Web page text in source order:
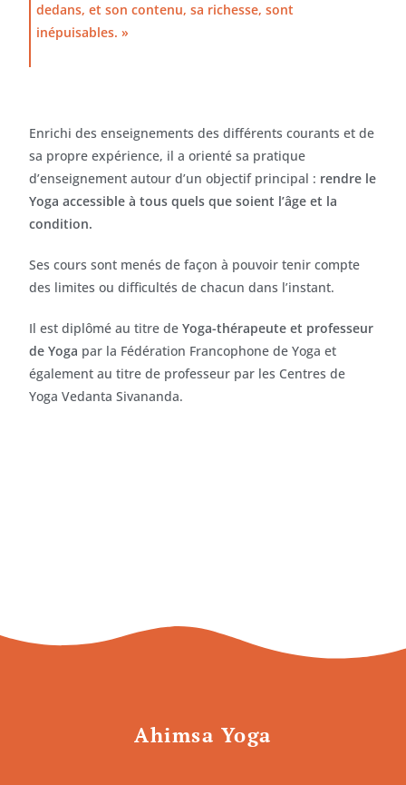
dedans, et son contenu, sa richesse, sont
inépuisables. »
Enrichi des enseignements des différents courants et de
sa propre expérience, il a orienté sa pratique
d’enseignement autour d’un objectif principal : rendre le
Yoga accessible à tous quels que soient l’âge et la
condition.
Ses cours sont menés de façon à pouvoir tenir compte
des limites ou difficultés de chacun dans l’instant.
Il est diplômé au titre deYoga-thérapeute et professeur
de Yoga par la Fédération Francophone de Yoga et
également au titre de professeur par les Centres de
Yoga Vedanta Sivananda.
Ahimsa Yoga